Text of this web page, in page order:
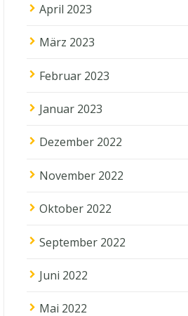
April 2023
März 2023
Februar 2023
Januar 2023
Dezember 2022
November 2022
Oktober 2022
September 2022
Juni 2022
Mai 2022